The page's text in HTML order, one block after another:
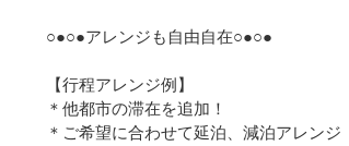
○●○●アレンジも自由自在○●○●
【行程アレンジ例】
＊他都市の滞在を追加！
＊ご希望に合わせて延泊、減泊アレンジ